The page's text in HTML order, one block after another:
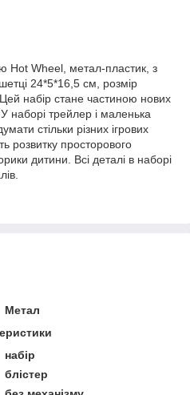
Hot Wheel, метал-пластик, з
24*5*16,5 см, розмір
набір стане частиною нових
наборі трейлер і маленька
стільки різних ігрових
розвитку просторового
дитини. Всі деталі в наборі
Метал
набір
блістер